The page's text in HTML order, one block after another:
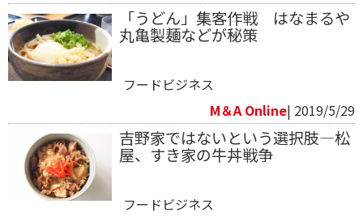
「うどん」集客作戦 はなまるや
丸亀製麺などが秘策
フードビジネス
M＆A Online| 2019/5/29
吉野家ではないという選択肢―松
屋、すき家の牛丼戦争
フードビジネス